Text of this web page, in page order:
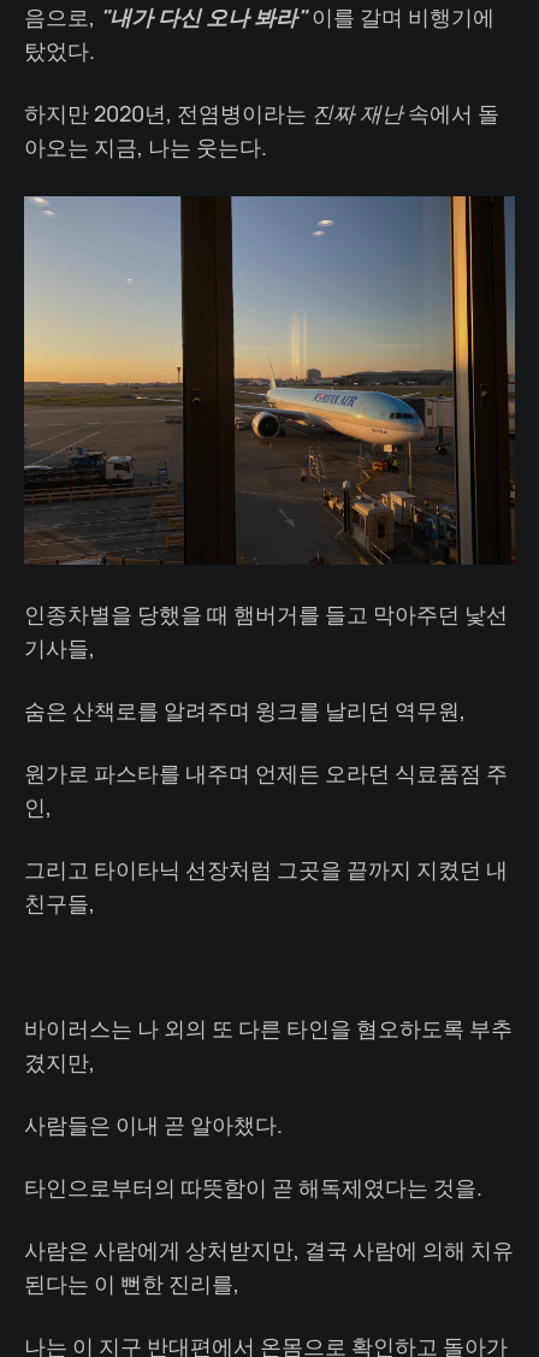
음으로, "내가 다신 오나 봐라"이를 갈며 비행기에
탔었다.
하지만 2020년, 전염병이라는 진짜 재난속에서 돌
아오는 지금, 나는 웃는다.
인종차별을 당했을 때 햄버거를 들고 막아주던 낯선
기사들,
숨은 산책로를 알려주며 윙크를 날리던 역무원,
원가로 파스타를 내주며 언제든 오라던 식료품점 주
인,
그리고 타이타닉 선장처럼 그곳을 끝까지 지켰던 내
친구들,
바이러스는 나 외의 또 다른 타인을 혐오하도록 부추
겼지만,
사람들은 이내 곧 알아챘다.
타인으로부터의 따뜻함이 곧 해독제였다는 것을.
사람은 사람에게 상처받지만, 결국 사람에 의해 치유
된다는 이 뻔한 진리를,
나는 이 지구 반대편에서 온몸으로 확인하고 돌아가